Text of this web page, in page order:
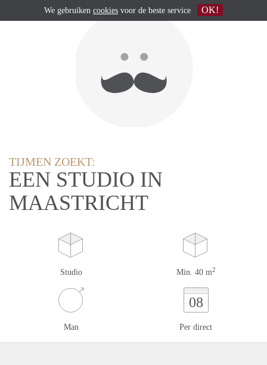
TIJMEN ZOEKT:
EEN STUDIO IN
MAASTRICHT
Studio Min. 40 m2
Man
08
Per direct
We gebruiken cookies voor de beste service OK!